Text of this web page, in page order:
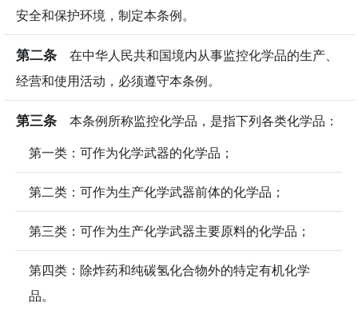
安全和保护环境，制定本条例。
第二条 在中华人民共和国境内从事监控化学品的生产、
经营和使用活动，必须遵守本条例。
第三条 本条例所称监控化学品，是指下列各类化学品：
第一类：可作为化学武器的化学品；
第二类：可作为生产化学武器前体的化学品；
第三类：可作为生产化学武器主要原料的化学品；
第四类：除炸药和纯碳氢化合物外的特定有机化学
品。